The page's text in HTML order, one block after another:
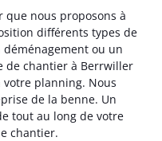
que nous proposons à
différents types de
ou un
de chantier à Berrwiller
votre planning. Nous
de la benne. Un
tout au long de votre
chantier.